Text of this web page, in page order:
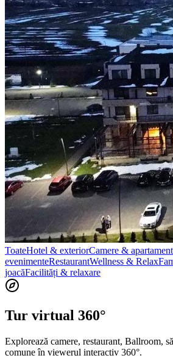
ToateHotel & exteriorCamere &
evenimenteRestaurantWellness & Relax
joacăFacilități & relaxare
Tur virtual 360°
Explorează camere, restaurant, Ballroom,
comune în viewerul interactiv 360°.